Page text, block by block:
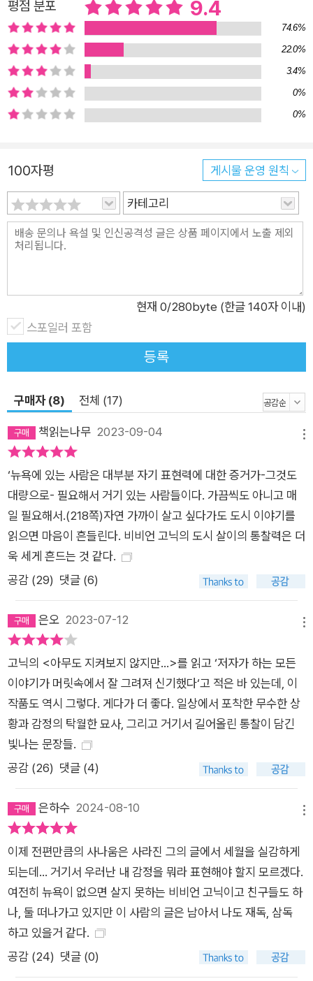
려고 했다. 여성이 지워진 세계에서 사랑이란 기벽이 삶을 빚어가
도록 자기를 내팽개친 이웃들을 떠올리며, “수많은 사람이 자기
삶이 빚어지는 과정을 사회적 차원에서 설명해내며 활기를 되찾
던, 희열의 순간”을 살았다. 현대 도시 여성이라는 조건의 인식은
언제나 사랑의 불가능성을 예감하게 했다. 이후 당대 페미니스트
들의 글을 엮은 『성차별적 사회의 여성Woman in Sexist Socie
『사랑 소설의 종말The End of the Novel of Love』 등 이어지
는 작업에서 사상을 가다듬고 발전시켜가며, 고닉은 본격적으로
사랑 이야기의 한계를 말하기 시작했다. 마담 보바리든 안나 카레
니나든, 남자를 사랑하는 데 모든 것을 건 여자들은 감동이 아닌
충격을 안길 따름이며, 새로운 세상에서는 자기 발견의 서사가 펼
단념이든 사랑에는 복무하지 않는 삶을 택한 고닉이 그런 선택을
실천해내며 발견한 것들에 대한 회고록이다. 이 책에 영감을 준
조지 기싱의 소설 『짝 없는 여자들』은 세상 앞에 당당한 지적인
여성이 로맨틱한 감정의 유혹과 긴장을 뿌리치고 자유로운 혼자
선택이 아니라는 것을 안다. 사랑은 없어도 된다고 말할 때에도
간극을 극명하게 드러내며 그에게 번번이 호된 시련을 안긴다.
“나는 굳어버린 내 심장을 애지중지하지만, 지금껏 애지중지해왔
지만, 로맨틱한 사랑의 상실은 여전히 그것을 갈기갈기 찢어놓는
다.”(40) 굳어버린 심장은 1970년대부터 고닉이 문학비평가이
자 작가로서 화두로 삼아온 통찰의 결과라고 할 수 있다. 그러나
많은 작품에서 여성의 혼자 됨을 그리는 방식―불안정함, 불완전
함, 위험함, 처량함―과 그가 짝 없는 여자로서 80년을 살아내고
증언하는 갈등은 그다지 긴밀히 연결되지 않는다. 사랑의 부재보
다 자기의 존재를 훨씬 더 예민하게 감각하는 이에게는, 누군가에
게 어떤 대상이 되는가보다 자기를 발견하고 자아를 발달시키는
게 더 중요한 과업이다. 타인에게도 자기를 맡길 줄 알아서 안정
을 찾고 완전해지기보다, 오로지 자기 혼자 자기를 도맡아서 난리
를 피우고 지긋지긋해하고 애통해하면서도 끊임없이 자기를 알
아내야 하는 숙명에 처한 사람처럼. 스쳐 지나가는 사람부터 이
책 전반에 걸쳐 등장하는 20년 지기 레너드까지 고닉은 언급하
는 모든 인물에 특정한 존재 양식을 부여한다. 대부분의 사람이
자기가 누구인지 안다―그 정도가 하도 첨예해서 자기 불행의 전
문가가 되었을지언정. 자기를 모르는 사람도 왜 그렇게 되었는지
가 밝혀지고 만다. 고닉은 자기 자신에게 그러듯 누가 어떤 사람
인지, 어쩌다 그런 사람이 되었는지, 관점을 형성한 동력은 무엇
이고 남은 인생을 뒤흔들 고통은 무엇인지, 어디서 정신이 마비됐
고 어떻게 해야 깨어나는지를 타협이 없는 언어로 끊임없이 정의
하고 진단한다. 그런 점에서 고닉이 “우리는 하나”라고 말한 레
너드와의 우정과 “관능의 열병”이라고까지 느낀 에마와의 우정
은 흐리멍덩함을 허락하지 않고도 긴 시간 유지돼온 특별한 관계
다. 작가의 분신이기도 한 이 친구들과의 관계는 사랑임을 부정당
평점 분포 9.4
74.6%
22.0%
3.4%
0%
0%
100자평 게시물 운영 원칙
카테고리
현재 0/280byte (한글 140자 이내)
스포일러 포함
등록
구매자 (8) 전체 (17)
책읽는나무 2023-09-04
‘뉴욕에 있는 사람은 대부분 자기 표현력에 대한 증거가-그것도
대량으로- 필요해서 거기 있는 사람들이다. 가끔씩도 아니고 매
일 필요해서.(218쪽)자연 가까이 살고 싶다가도 도시 이야기를
읽으면 마음이 흔들린다. 비비언 고닉의 도시 살이의 통찰력은 더
욱 세게 흔드는 것 같다.
공감 (29) 댓글 (6)
은오 2023-07-12
고닉의 <아무도 지켜보지 않지만...>를 읽고 ‘저자가 하는 모든
이야기가 머릿속에서 잘 그려져 신기했다‘고 적은 바 있는데, 이
작품도 역시 그렇다. 게다가 더 좋다. 일상에서 포착한 무수한 상
황과 감정의 탁월한 묘사, 그리고 거기서 길어올린 통찰이 담긴
빛나는 문장들.
공감 (26) 댓글 (4)
은하수 2024-08-10
이제 전편만큼의 사나움은 사라진 그의 글에서 세월을 실감하게
되는데... 거기서 우러난 내 감정을 뭐라 표현해야 할지 모르겠다.
여전히 뉴욕이 없으면 살지 못하는 비비언 고닉이고 친구들도 하
나, 둘 떠나가고 있지만 이 사람의 글은 남아서 나도 재독, 삼독
하고 있을거 같다.
공감 (24) 댓글 (0)